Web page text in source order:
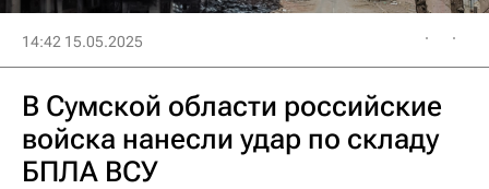
14:42 15.05.2025
В Сумской области российские
войска нанесли удар по складу
БПЛА ВСУ